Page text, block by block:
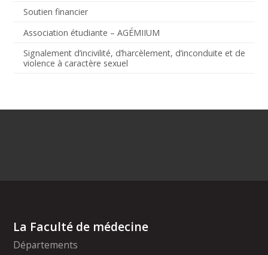
Soutien financier
Association étudiante – AGÉMIIUM
Signalement d’incivilité, d’harcèlement, d’inconduite et de
violence à caractère sexuel
La Faculté de médecine
Départements